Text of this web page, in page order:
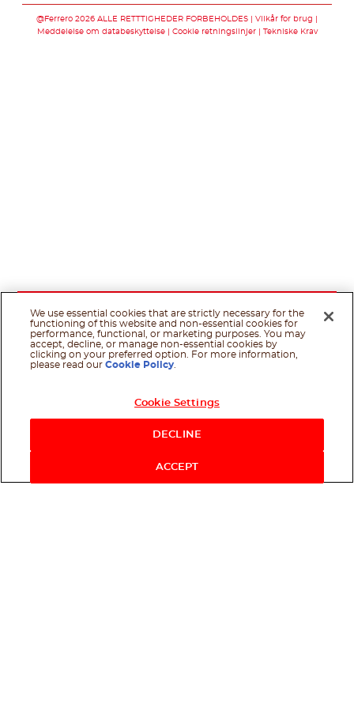
@Ferrero 2026 ALLE RETTTIGHEDER FORBEHOLDES
Vilkår for brug
Meddelelse om databeskyttelse
Cookie retningslinjer Tekniske Krav
We use essential cookies that are strictly necessary for the
functioning of this website and non-essential cookies for
performance, functional, or marketing purposes. You may
accept, decline, or manage non-essential cookies by
clicking on your preferred option. For more information,
please read ourCookie Policy
Cookie Settings
DECLINE
ACCEPT